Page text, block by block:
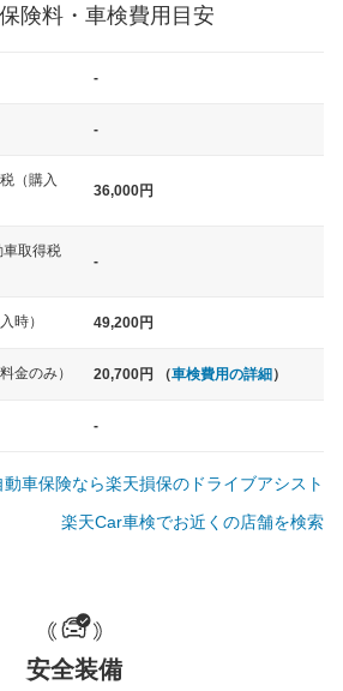
ノア、セレナ、プリウス、カロー
ラ、ステップワゴン など
クラウン、アルファード、フォレ
カD:5 など
な荷物のサイズの目安
険料・車検費用目安
-
-
（購入
36,000円
車取得税
-
時） 49,200円
金のみ） 20,700円 （車検費用の詳細）
-
動車保険なら楽天損保のドライブアシスト
楽天Car車検でお近くの店舗を検索
安全装備